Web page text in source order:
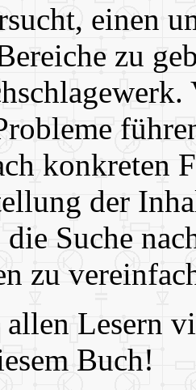
einen
zu
konkreten
der
Suche
zu
allen Lesern
Buch!